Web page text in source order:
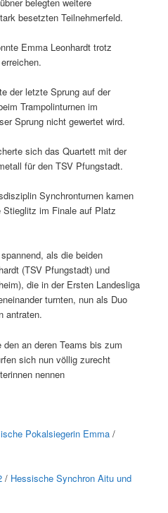
besetzten Teilnehmerfeld.
Emma Leonhardt trotz
der letzte Sprung auf der
Trampolinturnen im
Sprung nicht gewertet wird.
sich das Quartett mit der
für den TSV Pfungstadt.
Synchronturnen kamen
im Finale auf Platz
als die beiden
(TSV Pfungstadt) und
die in der Ersten Landesliga
turnten, nun als Duo
antraten.
an deren Teams bis zum
sich nun völlig zurecht
nennen
Pokalsiegerin Emma /
/ Hessische Synchron Aitu und